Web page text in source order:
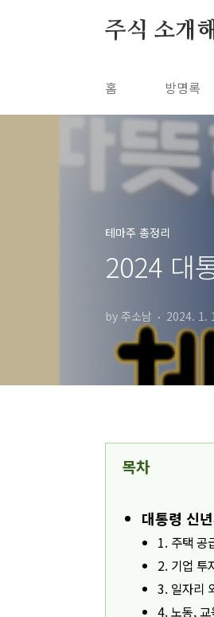
주식 소개
홈 방명록
테마주 총정리
2024 대
by 주소남 2024. 1.
목차
대통령 신
1. 주택 공
2. 기업 투
3. 일자리
4. 노동,